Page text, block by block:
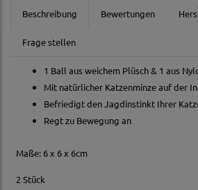
Beschreibung Bewertungen
Frage stellen
1 Ball aus weichem Plüsch & 1 aus
Mit natürlicher Katzenminze auf der
Befriedigt den Jagdinstinkt Ihrer
Regt zu Bewegung an
Maße: 6 x 6 x 6cm
2 Stück